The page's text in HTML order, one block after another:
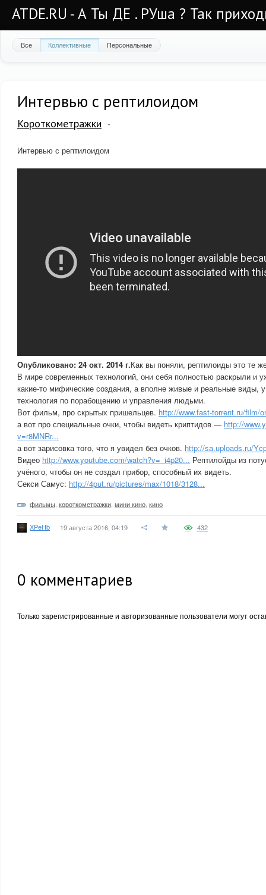
ATDE.RU - А Ты ДЕ . РУша ? Так
Все Коллективные Персональные
Интервью с рептилоидом
Короткометражки
Интервью с рептилоидом
Опубликовано: 24 окт. 2014 г.Как вы поняли, рептилоиды это те
В мире современных технологий, они себя полностью раскрыли и
какие-то мифические создания, а вполне живые и реальные виды, у
технология по порабощению и управления людьми.
Вот фильм, про скрытых пришельцев. http://www.fast-torrent.ru/film/
а вот про специальные очки, чтобы видеть криптидов — http://
v=r8MNRr...
а вот зарисовка того, что я увидел без очков. http://sa.uploads.ru/
Видео http://www.youtube.com/watch?v=_i4p20... Рептилойды из
учёного, чтобы он не создал прибор, способный их видеть.
Секси Самус: http://4put.ru/pictures/max/1018/3128...
фильмы короткометражки мини кино кино
XPeHb 19 августа 2016, 04:19 432
0 комментариев
Только зарегистрированные и авторизованные пользователи могут